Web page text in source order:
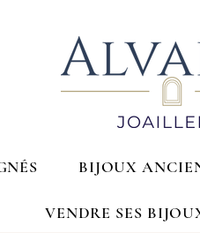
BIJOUX
VENDRE SES